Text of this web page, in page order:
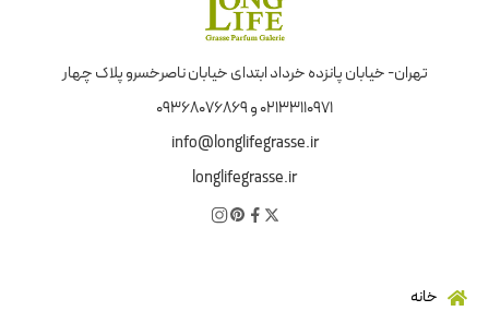
تهران- خیابان پانزده خرداد ابتدای خیابان ناصرخسرو پلاک چهار
02133110971 و 09368076869
info@longlifegrasse.ir
longlifegrasse.ir
خانه